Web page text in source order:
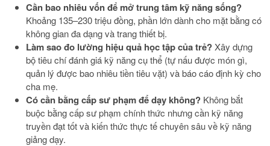
Cần bao nhiêu vốn để mở trung tâm kỹ năng sống?
Khoảng 135–230 triệu đồng, phần lớn dành cho mặt bằng có
không gian đa dạng và trang thiết bị.
Làm sao đo lường hiệu quả học tập của trẻ?Xây dựng
bộ tiêu chí đánh giá kỹ năng cụ thể (tự nấu được món gì,
quản lý được bao nhiêu tiền tiêu vặt) và báo cáo định kỳ cho
cha mẹ.
Có cần bằng cấp sư phạm để dạy không? Không bắt
buộc bằng cấp sư phạm chính thức nhưng cần kỹ năng
truyền đạt tốt và kiến thức thực tế chuyên sâu về kỹ năng
giảng dạy.